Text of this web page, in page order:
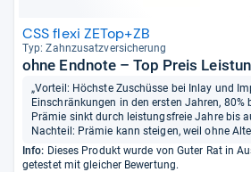
CSS flexi ZETop+ZB
Typ: Zahn­zu­satz­ver­si­che­rung
ohne Endnote – Top Preis
„Vorteil: Höchste Zuschüsse bei Inlay und
Einschränkungen in den ersten Jahren, 80%
Prämie sinkt durch leistungsfreie Jahre bis
Nachteil: Prämie kann steigen, weil ohne
Info: Dieses Produkt wurde von Guter Rat in
getestet mit gleicher Bewertung.